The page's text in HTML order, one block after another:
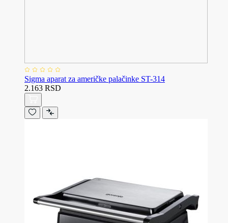
Sigma aparat za američke palačinke ST-314
2.163 RSD